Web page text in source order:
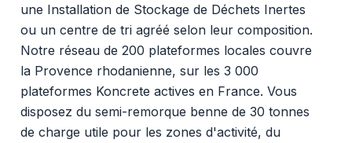
une Installation de Stockage de Déchets Inertes
ou un centre de tri agréé selon leur composition.
Notre réseau de 200 plateformes locales couvre
la Provence rhodanienne, sur les 3 000
plateformes Koncrete actives en France. Vous
disposez du semi-remorque benne de 30 tonnes
de charge utile pour les zones d'activité, du